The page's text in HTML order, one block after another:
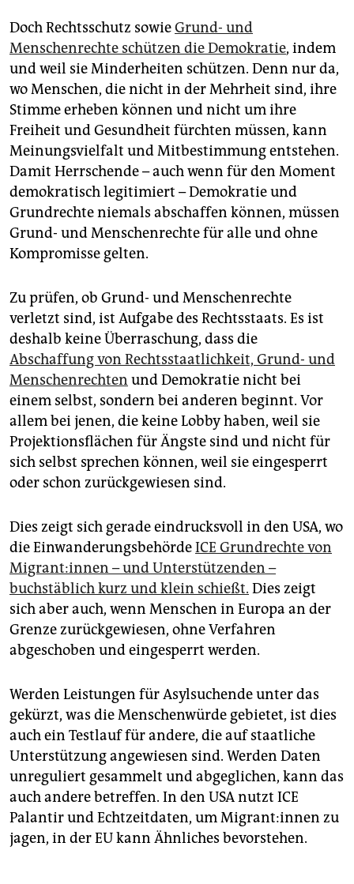
Doch Rechtsschutz sowieGrund- und
Menschenrechte schützen die Demokratie, indem
und weil sie Minderheiten schützen. Denn nur da,
wo Menschen, die nicht in der Mehrheit sind, ihre
Stimme erheben können und nicht um ihre
Freiheit und Gesundheit fürchten müssen, kann
Meinungsvielfalt und Mitbestimmung entstehen.
Damit Herrschende – auch wenn für den Moment
demokratisch legitimiert – Demokratie und
Grundrechte niemals abschaffen können, müssen
Grund- und Menschenrechte für alle und ohne
Kompromisse gelten.
Zu prüfen, ob Grund- und Menschenrechte
verletzt sind, ist Aufgabe des Rechtsstaats. Es ist
deshalb keine Überraschung, dass die
Abschaffung von Rechtsstaatlichkeit, Grund- und
Menschenrechten und Demokratie nicht bei
einem selbst, sondern bei anderen beginnt. Vor
allem bei jenen, die keine Lobby haben, weil sie
Projektionsflächen für Ängste sind und nicht für
sich selbst sprechen können, weil sie eingesperrt
oder schon zurückgewiesen sind.
Dies zeigt sich gerade eindrucksvoll in den USA, wo
die EinwanderungsbehördeICE Grundrechte von
Mi­gran­t:in­nen – und Unterstützenden –
buchstäblich kurz und klein schießt. Dies zeigt
sich aber auch, wenn Menschen in Europa an der
Grenze zurückgewiesen, ohne Verfahren
abgeschoben und eingesperrt werden.
Werden Leistungen für Asylsuchende unter das
gekürzt, was die Menschenwürde gebietet, ist dies
auch ein Testlauf für andere, die auf staatliche
Unterstützung angewiesen sind. Werden Daten
unreguliert gesammelt und abgeglichen, kann das
auch andere betreffen. In den USA nutzt ICE
Palantir und Echtzeitdaten, um Mi­gran­t:in­nen zu
jagen, in der EU kann Ähnliches bevorstehen.